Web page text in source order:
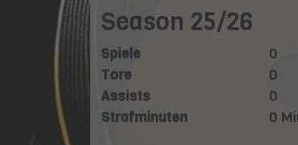
Season 25/26
Spiele
0
Tore
0
Assists
0
Strafminuten
0